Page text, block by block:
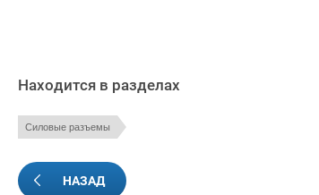
Находится в разделах
Силовые разъемы
НАЗАД